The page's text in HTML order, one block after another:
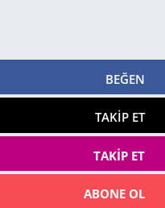
BEĞEN
TAKIP ET
TAKIP ET
ABONE OL